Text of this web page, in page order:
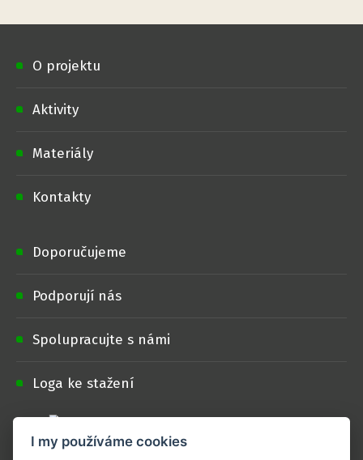
O projektu
Aktivity
Materiály
Kontakty
Doporučujeme
Podporují nás
Spolupracujte s námi
Loga ke stažení
Projekt je realizován s finanční podporou
I my používáme cookies